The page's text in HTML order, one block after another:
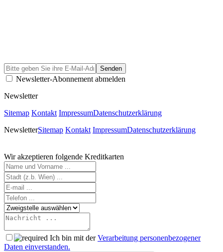
Newsletter-Abonnement abmelden
Newsletter
Sitemap Kontakt ImpressumDatenschutzerklärung
NewsletterSitemap Kontakt ImpressumDatenschutzerklärung
Wir akzeptieren folgende Kreditkarten
Ich bin mit derVerarbeitung personenbezogener
Daten einverstanden.